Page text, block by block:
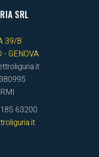
SRL
39/B
GENOVA
63200